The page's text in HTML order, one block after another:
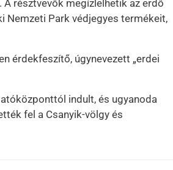
résztvevők megízlelhetik az erdő
Nemzeti Park védjegyes termékeit,
érdekfeszítő, úgynevezett „erdei
indult, és ugyanoda
fel a Csanyik-völgy és